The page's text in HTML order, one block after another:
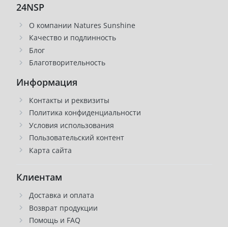
24NSP
О компании Natures Sunshine
Качество и подлинность
Блог
Благотворительность
Информация
Контакты и реквизиты
Политика конфиденциальности
Условия использования
Пользовательский контент
Карта сайта
Клиентам
Доставка и оплата
Возврат продукции
Помощь и FAQ